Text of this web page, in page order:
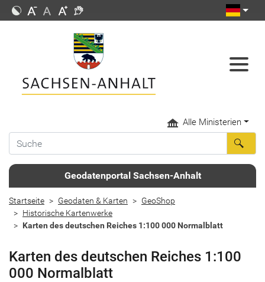
Alle Ministerien
Geodatenportal Sachsen-Anhalt
Startseite Geodaten & Karten
GeoShop
Historische Kartenwerke
Karten des deutschen Reiches 1:100 000 Normalblatt
Karten des deutschen Reiches 1:100
000 Normalblatt